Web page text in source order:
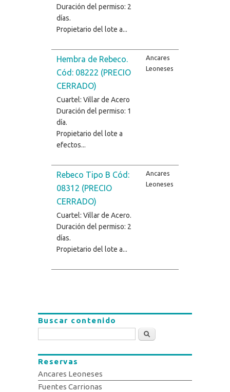
Duración del permiso: 2
días.
Propietario del lote a...
Hembra de Rebeco.
Cód: 08222 (PRECIO
CERRADO)
Cuartel: Villar de Acero
Duración del permiso: 1
día.
Propietario del lote a
efectos...
Ancares
Leoneses
Rebeco Tipo B Cód:
08312 (PRECIO
CERRADO)
Cuartel: Villar de Acero.
Duración del permiso: 2
días.
Propietario del lote a...
Ancares
Leoneses
Buscar contenido
Buscar
Reservas
Ancares Leoneses
Fuentes Carrionas